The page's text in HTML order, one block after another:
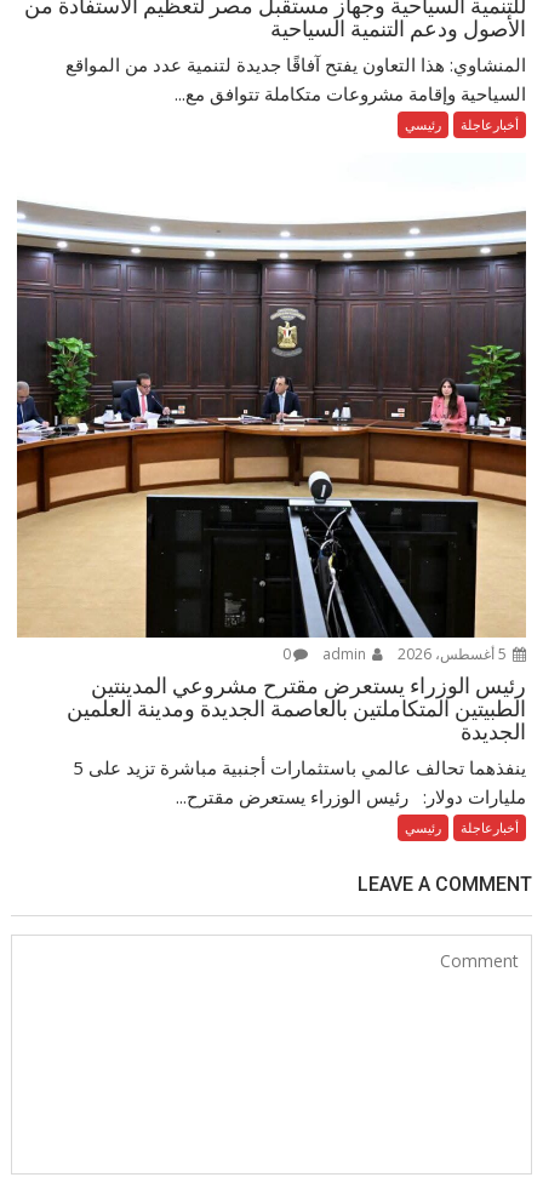
للتنمية السياحية وجهاز مستقبل مصر لتعظيم الاستفادة من
الأصول ودعم التنمية السياحية
المنشاوي: هذا التعاون يفتح آفاقًا جديدة لتنمية عدد من المواقع
السياحية وإقامة مشروعات متكاملة تتوافق مع...
أخبارعاجلة رئيسي
0
رئيس الوزراء يستعرض مقترح مشروعي المدينتين
الطبيتين المتكاملتين بالعاصمة الجديدة ومدينة العلمين
الجديدة
ينفذهما تحالف عالمي باستثمارات أجنبية مباشرة تزيد على 5
مليارات دولار: رئيس الوزراء يستعرض مقترح...
أخبارعاجلة رئيسي
LEAVE A COMMENT